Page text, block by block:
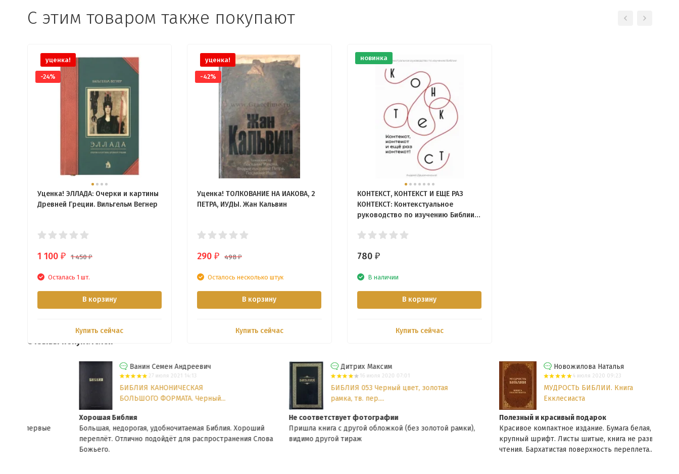
С этим товаром также покупают
уценка!
-24%
Уценка! ЭЛЛАДА: Очерки и картины
Древней Греции. Вильгельм Вегнер
1 100 ₽ 1 450₽
Осталась 1 шт.
В корзину
Купить сейчас
уценка!
-42%
Уценка! ТОЛКОВАНИЕ НА ИАКОВА, 2
ПЕТРА, ИУДЫ. Жан Кальвин
290₽ 498₽
Осталось несколько штук
В корзину
Купить сейчас
новинка
КОНТЕКСТ, КОНТЕКСТ И ЕЩЕ РАЗ
КОНТЕКСТ: Контекстуальное
руководство по изучению Библии.
780 ₽
В наличии
В корзину
Купить сейчас
Отзывы покупателей
Ванин Семен Андреевич
27 июля 2021 14:13
БИБЛИЯ КАНОНИЧЕСКАЯ
БОЛЬШОГО ФОРМАТА. Черный...
Хорошая Библия
Большая, недорогая, удобночитаемая Библия. Хороший
переплëт. Отлично подойдёт для распространения Слова
Дитрих Максим
16 июля 2020 07:01
БИБЛИЯ 053 Черный цвет, золотая
рамка, тв. пер....
Не соответствует фотографии
Пришла книга с другой обложкой (без золотой рамки),
видимо другой тираж
Новожилова Наталья
4 июля 2020 09:23
МУДРОСТЬ БИБЛИИ. Книга
Екклесиаста
Полезный и красивый подарок
Красивое компактное издание. Бумага белая, достаточно
крупный шрифт. Листы шитые, книга не развалится от
чтения. Бархатистая поверхность переплета...Еще